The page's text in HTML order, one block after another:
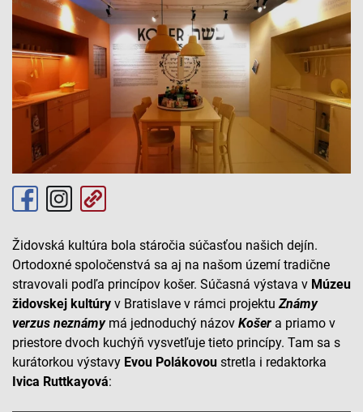
Židovská kultúra bola stáročia súčasťou našich dejín.
Ortodoxné spoločenstvá sa aj na našom území tradične
stravovali podľa princípov košer. Súčasná výstava v Múzeu
židovskej kultúry v Bratislave v rámci projektu Známy
verzus neznámymá jednoduchý názov Košer a priamo v
priestore dvoch kuchýň vysvetľuje tieto princípy. Tam sa s
kurátorkou výstavy Evou Polákovou stretla i redaktorka
Ivica Ruttkayová: